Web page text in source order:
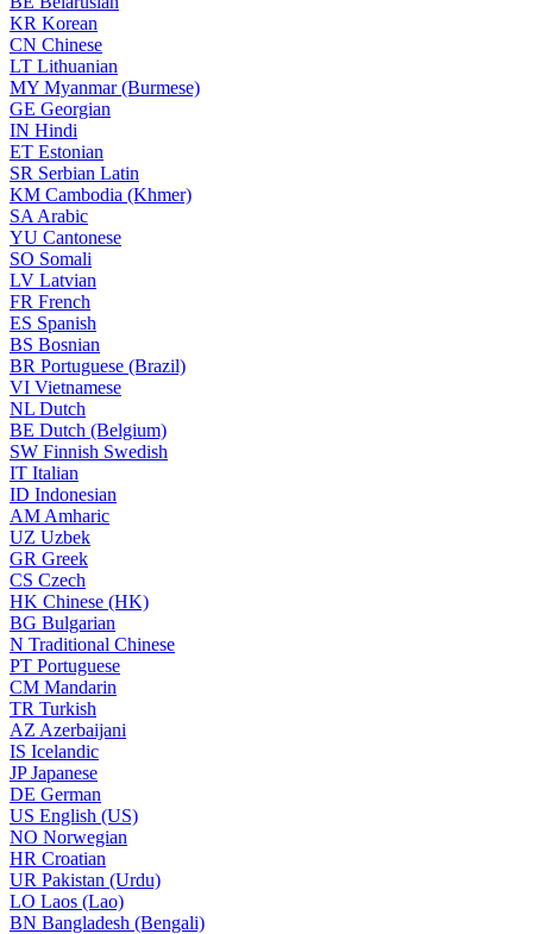
KR Korean
CN Chinese
LT Lithuanian
MY Myanmar (Burmese)
GE Georgian
IN Hindi
ET Estonian
SR Serbian Latin
KM Cambodia (Khmer)
SA Arabic
YU Cantonese
SO Somali
LV Latvian
FR French
ES Spanish
BS Bosnian
BR Portuguese (Brazil)
VI Vietnamese
NL Dutch
BE Dutch (Belgium)
SW Finnish Swedish
IT Italian
ID Indonesian
AM Amharic
UZ Uzbek
GR Greek
CS Czech
HK Chinese (HK)
BG Bulgarian
N Traditional Chinese
PT Portuguese
CM Mandarin
TR Turkish
AZ Azerbaijani
IS Icelandic
JPJapanese
DE German
US English (US)
NO Norwegian
HR Croatian
UR Pakistan (Urdu)
LO Laos (Lao)
BN Bangladesh (Bengali)